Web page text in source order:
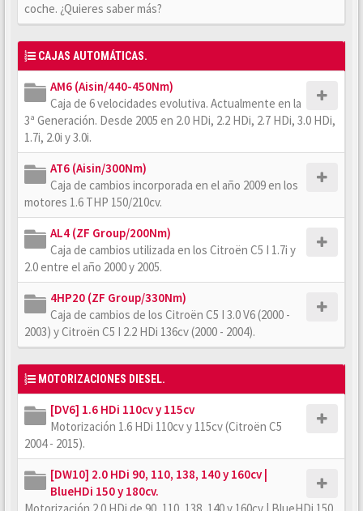
coche. ¿Quieres saber más?
CAJAS AUTOMÁTICAS.
AM6 (Aisin/440-450Nm)
Caja de 6 velocidades evolutiva. Actualmente en la
3ª Generación. Desde 2005 en 2.0 HDi, 2.2 HDi, 2.7 HDi, 3.0 HDi,
1.7i, 2.0i y 3.0i.
AT6 (Aisin/300Nm)
Caja de cambios incorporada en el año 2009 en los
motores 1.6 THP 150/210cv.
AL4 (ZF Group/200Nm)
Caja de cambios utilizada en los Citroën C5 I 1.7i y
2.0 entre el año 2000 y 2005.
4HP20 (ZF Group/330Nm)
Caja de cambios de los Citroën C5 I 3.0 V6 (2000 -
2003) y Citroën C5 I 2.2 HDi 136cv (2000 - 2004).
MOTORIZACIONES DIESEL.
[DV6] 1.6 HDi 110cv y 115cv
Motorización 1.6 HDi 110cv y 115cv (Citroën C5
2004 - 2015).
[DW10] 2.0 HDi 90, 110, 138, 140 y 160cv |
BlueHDi 150 y 180cv.